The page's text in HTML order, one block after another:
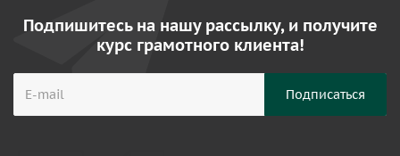
Подпишитесь на нашу рассылку, и получите
курс грамотного клиента!